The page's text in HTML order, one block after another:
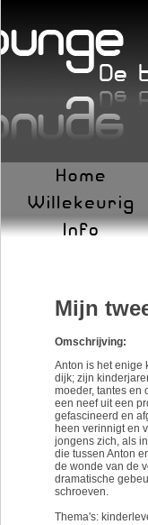
Mijn
Omschrijving:
Anton is het enige
dijk; zijn
moeder, tantes en
een neef uit een
gefascineerd en
heen verinnigt en
jongens zich, als
die tussen Anton
de wonde van de
dramatische
schroeven.
Thema's: